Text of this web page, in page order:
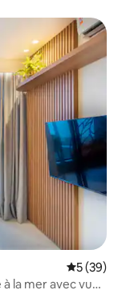
5 (39)
à la mer avec vue